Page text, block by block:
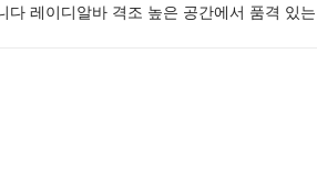
다 레이디알바 격조 높은 공간에서 품격 있